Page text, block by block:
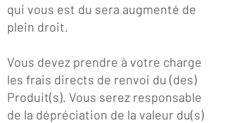
qui vous est du sera augmenté de
plein droit.
Vous devez prendre à votre charge
les frais directs de renvoi du (des)
Produit(s). Vous serez responsable
de la dépréciation de la valeur du(s)